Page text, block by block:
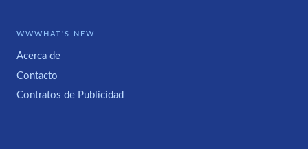
WWWHAT'S NEW
Acerca de
Contacto
Contratos de Publicidad